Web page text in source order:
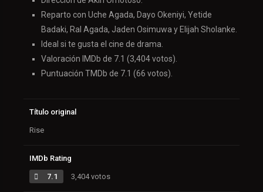
Reparto con Uche Agada, Dayo Okeniyi, Yetide
Badaki, Ral Agada, Jaden Osimuwa y Elijah Sholanke.
Ideal si te gusta el cine de drama.
Valoración IMDb de 7.1 (3,404 votos).
Puntuación TMDb de 7.1 (66 votos).
Título original
Rise
IMDb Rating
7.1 3,404 votos